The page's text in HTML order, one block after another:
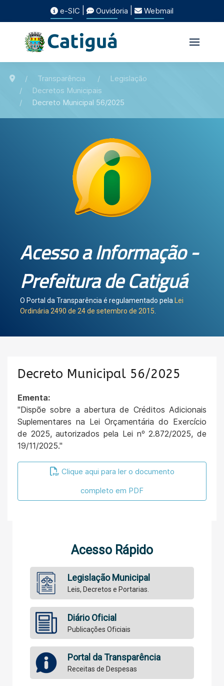
e-SIC Ouvidoria Webmail
Transparência
Legislação
Decretos Municipais
Decreto Municipal 56/2025
Acesso a Informação -
Prefeitura de Catiguá
O Portal da Transparência é regulamentado pela Lei
Ordinária 2490 de 24 de setembro de 2015
Decreto Municipal 56/2025
Ementa:
"Dispõe sobre a abertura de Créditos Adicionais
Suplementares na Lei Orçamentária do Exercício
de 2025, autorizados pela Lei nº 2.872/2025, de
19/11/2025."
Clique aqui para ler o documento
completo em PDF
Acesso Rápido
Legislação Municipal
Leis, Decretos e Portarias.
Diário Oficial
Publicações Oficiais
Portal da Transparência
Receitas de Despesas